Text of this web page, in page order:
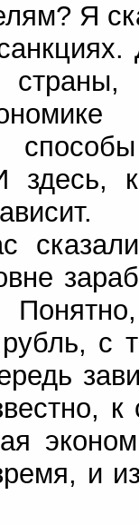
Я
страны,
здесь,
с
и